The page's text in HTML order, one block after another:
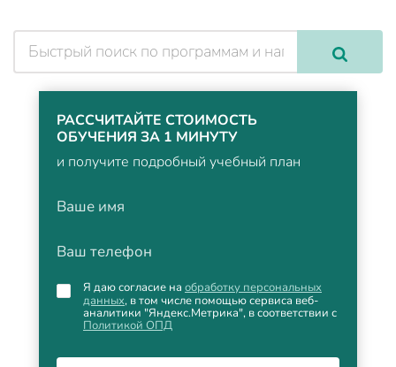
РАССЧИТАЙТЕ СТОИМОСТЬ
ОБУЧЕНИЯ ЗА 1 МИНУТУ
и получите подробный учебный план
Ваше имя
Ваш телефон
Я даю согласие на обработку персональных
данных, в том числе помощью сервиса веб-
аналитики "Яндекс.Метрика", в соответствии с
Политикой ОПД